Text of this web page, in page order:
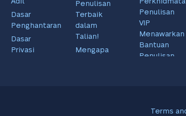
Dasar
Penghantaran
Dasar
Privasi
Penulisan
Terbaik
dalam
Talian!
Mengapa
Penulisan
VIP
Menawarkan
Bantuan
Penulisan
Terms